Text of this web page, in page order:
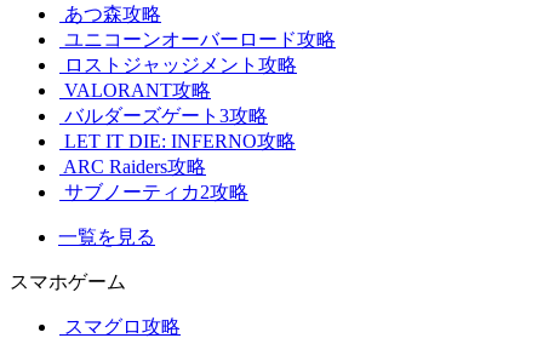
あつ森攻略
ユニコーンオーバーロード攻略
ロストジャッジメント攻略
VALORANT攻略
バルダーズゲート3攻略
LET IT DIE: INFERNO攻略
ARC Raiders攻略
サブノーティカ2攻略
一覧を見る
スマホゲーム
スマグロ攻略